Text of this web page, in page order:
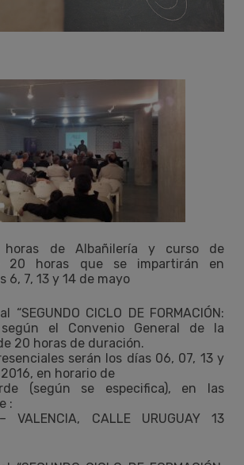
de Albañilería y curso de
20 horas que se impartirán en
6, 7, 13 y 14 de mayo
“SEGUNDO CICLO DE FORMACIÓN:
según el Convenio General de la
20 horas de duración.
serán los días 06, 07, 13 y
2016, en horario de
(según se especifica), en las
:
– VALENCIA, CALLE URUGUAY 13